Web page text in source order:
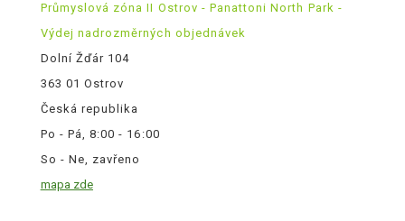
Průmyslová zóna II Ostrov - Panattoni North Park -
Výdej nadrozměrných objednávek
Dolní Žďár 104
363 01 Ostrov
Česká republika
Po - Pá, 8:00 - 16:00
So - Ne, zavřeno
mapa zde